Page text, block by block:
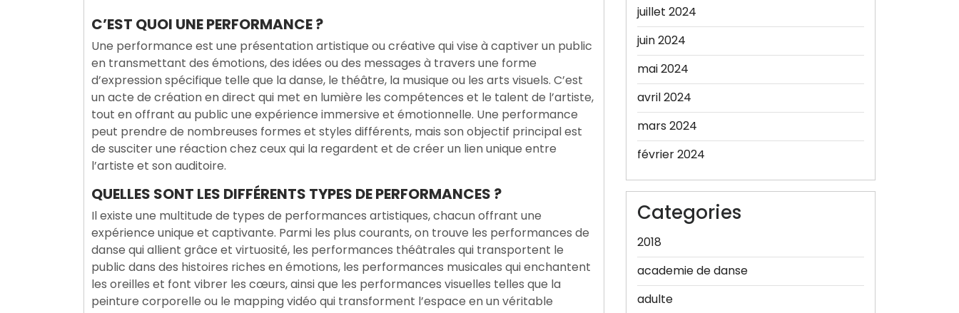
C’EST QUOI UNE PERFORMANCE ?
Une performance est une présentation artistique ou créative qui vise à captiver un public
en transmettant des émotions, des idées ou des messages à travers une forme
d’expression spécifique telle que la danse, le théâtre, la musique ou les arts visuels. C’est
un acte de création en direct qui met en lumière les compétences et le talent de l’artiste,
tout en offrant au public une expérience immersive et émotionnelle. Une performance
peut prendre de nombreuses formes et styles différents, mais son objectif principal est
de susciter une réaction chez ceux qui la regardent et de créer un lien unique entre
l’artiste et son auditoire.
QUELLES SONT LES DIFFÉRENTS TYPES DE PERFORMANCES ?
Il existe une multitude de types de performances artistiques, chacun offrant une
expérience unique et captivante. Parmi les plus courants, on trouve les performances de
danse qui allient grâce et virtuosité, les performances théâtrales qui transportent le
public dans des histoires riches en émotions, les performances musicales qui enchantent
les oreilles et font vibrer les cœurs, ainsi que les performances visuelles telles que la
peinture corporelle ou le mapping vidéo qui transforment l’espace en un véritable
juillet 2024
juin 2024
mai 2024
avril 2024
mars 2024
février 2024
Categories
2018
academie de danse
adulte